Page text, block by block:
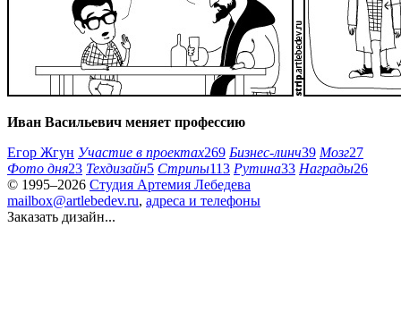
Иван Васильевич меняет профессию
Егор Жгун Участие в проектах269 Бизнес-линч39 Мозг27
Фото дня23 Техдизайн5 Стрипы113 Рутина33 Награды26
© 1995–2026 Студия Артемия Лебедева
mailbox@artlebedev.ru, адреса и телефоны
Заказать дизайн...